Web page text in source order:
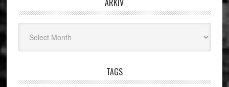
ARKIV
TAGS